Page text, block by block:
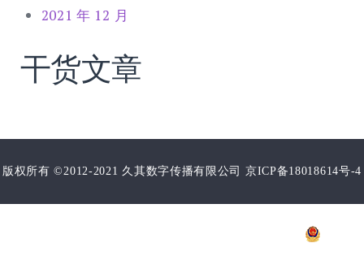
2021 年 12 月
干货文章
版权所有 ©2012-2021 久其数字传播有限公司 京ICP备18018614号-4